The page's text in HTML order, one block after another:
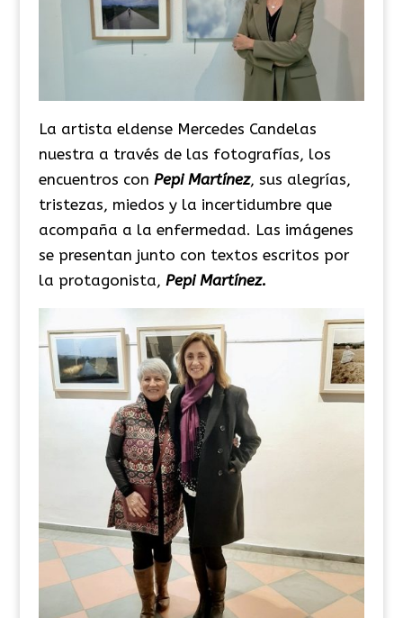
La artista eldense Mercedes Candelas
nuestra a través de las fotografías, los
encuentros con Pepi Martínez, sus alegrías,
tristezas, miedos y la incertidumbre que
acompaña a la enfermedad. Las imágenes
se presentan junto con textos escritos por
la protagonista, Pepi Martínez.